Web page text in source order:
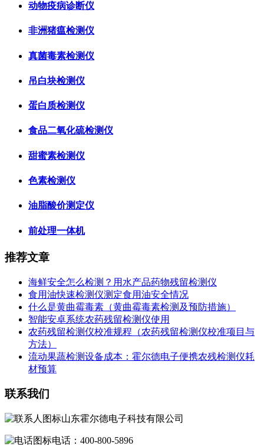
动物疫病诊断仪
非洲猪瘟检测仪
真菌毒素检测仪
吊白块检测仪
蛋白质检测仪
食品二氧化硫检测仪
甜蜜素检测仪
色素检测仪
油脂酸价测定仪
前处理一体机
推荐文章
海鲜安全怎么检测？用水产品药物残留检测仪
食用油快速检测仪测定食用油安全情况
什么是黄曲霉毒素（黄曲霉毒素检测及预防措施）
智能安卓系统农药残留检测仪使用
农药残留检测仪校准规程（农药残留检测仪校准项目与
方法）
流动果蔬检测设备成本：霍尔德电子便携农残检测仪耗
材预算
联系我们
山东霍尔德电子科技有限公司
电话：400-800-5896